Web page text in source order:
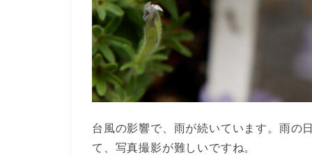
台風の影響で、雨が続いています。雨の
て、写真撮影が難しいですね。